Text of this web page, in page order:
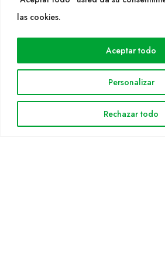
las cookies.
Personalizar
Rechazar todo
Aceptar todo
WEB
Cultidelta
Solicitud Catálogo